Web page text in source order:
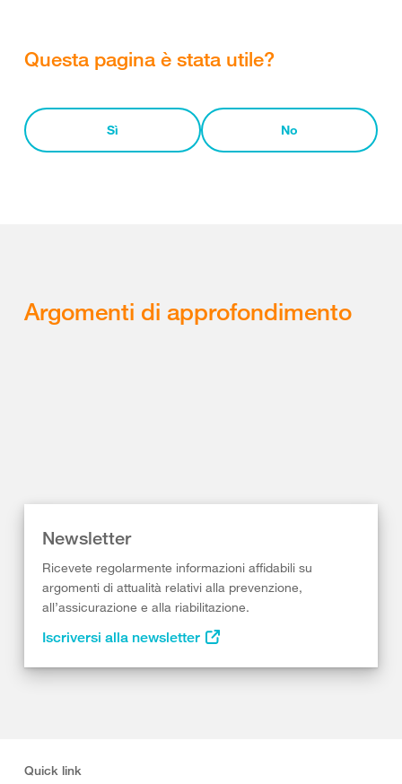
Questa pagina è stata utile?
Sì No
Argomenti di approfondimento
Newsletter
Ricevete regolarmente informazioni affidabili su
argomenti di attualità relativi alla prevenzione,
all’assicurazione e alla riabilitazione.
Iscriversi alla newsletter
Quick link